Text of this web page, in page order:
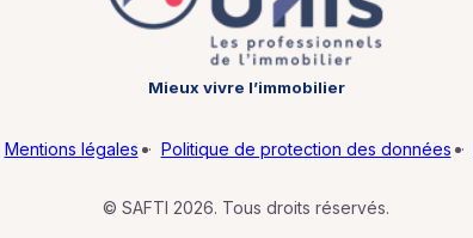
Mieux vivre l’immobilier
© SAFTI 2026. Tous droits réservés.
Mentions légales · Politique de protection des données ·